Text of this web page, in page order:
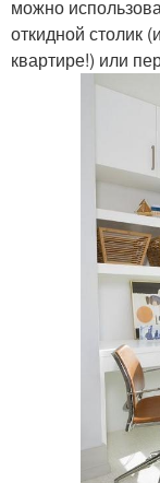
можно
откидной столик
квартире!) или